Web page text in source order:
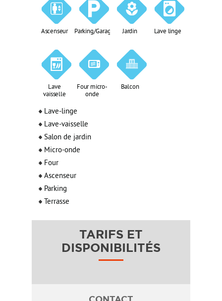
Ascenseur Parking/Garage Jardin Lave linge
Lave
vaisselle
Four micro-
onde
Balcon
Lave-linge
Lave-vaisselle
Salon de jardin
Micro-onde
Four
Ascenseur
Parking
Terrasse
TARIFS ET
DISPONIBILITÉS
CONTACT